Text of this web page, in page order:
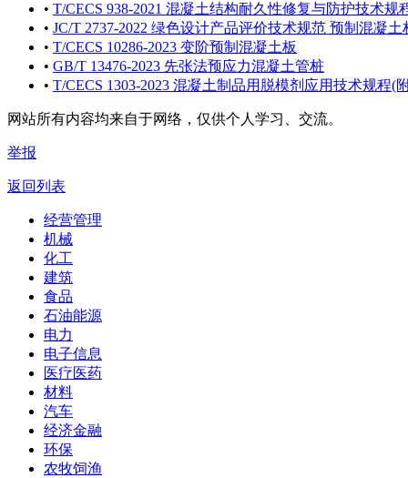
• T/CECS 938-2021 混凝土结构耐久性修复与防护技术规
• JC/T 2737-2022 绿色设计产品评价技术规范 预制混凝土
• T/CECS 10286-2023 变阶预制混凝土板
• GB/T 13476-2023 先张法预应力混凝土管桩
• T/CECS 1303-2023 混凝土制品用脱模剂应用技术规程(
网站所有内容均来自于网络，仅供个人学习、交流。
举报
返回列表
经营管理
机械
化工
建筑
食品
石油能源
电力
电子信息
医疗医药
材料
汽车
经济金融
环保
农牧饲渔